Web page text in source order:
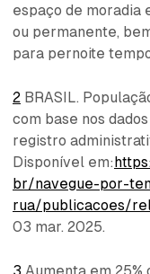
espaço de moradia
ou permanente,
para pernoite
2 BRASIL.
com base nos
registro
Disponível em:
br/navegue-por-
rua/publicacoes/
03 mar. 2025.